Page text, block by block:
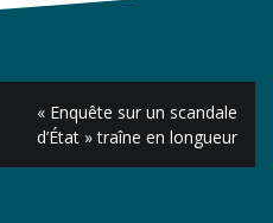
« Enquête sur un scandale
d’État » traîne en longueur